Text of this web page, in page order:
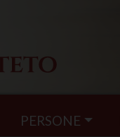
PERSONE